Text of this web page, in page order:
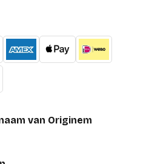
van Originem